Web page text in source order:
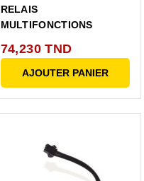
RELAIS
MULTIFONCTIONS
74,230 TND
AJOUTER PANIER